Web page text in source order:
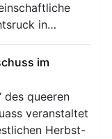
in…
im
des queeren
veranstaltet
Herbst-